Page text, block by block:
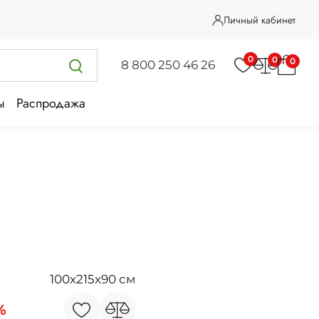
Личный кабинет
8 800 250 46 26 0 0 0
Распродажа
100x215x90 см